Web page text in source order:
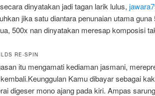
dinyatakan jadi tagan larik lulus,
jika satu diantara penunaian utama
500x nan dinyatakan meresap komposisi
RE-SPIN
itu mengamati kediaman jasmani,
Kamu dibayar sebagai
digeser mono ajang pada kiri. Ampas